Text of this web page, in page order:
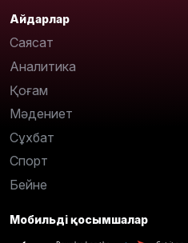
Айдарлар
Саясат
Аналитика
Қоғам
Мәдениет
Сұхбат
Спорт
Бейне
Мобильді қосымшалар